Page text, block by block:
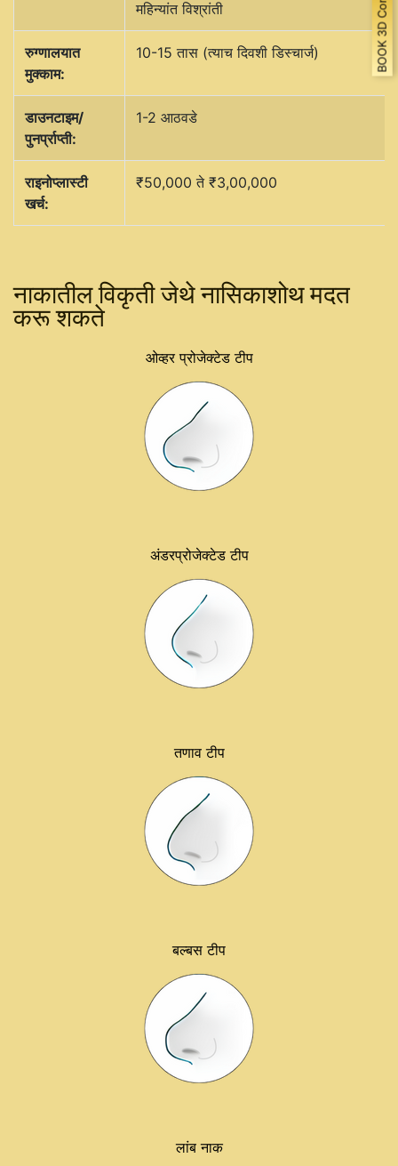
महिन्यांत विश्रांती
रुग्णालयात
मुक्काम:
10-15 तास (त्याच दिवशी डिस्चार्ज)
डाउनटाइम/
पुनर्प्राप्ती:
1-2 आठवडे
राइनोप्लास्टी
खर्च:
₹50,000 ते ₹3,00,000
नाकातील विकृती जेथे नासिकाशोथ मदत
करू शकते
ओव्हर प्रोजेक्टेड टीप
अंडरप्रोजेक्टेड टीप
तणाव टीप
बल्बस टीप
लांब नाक